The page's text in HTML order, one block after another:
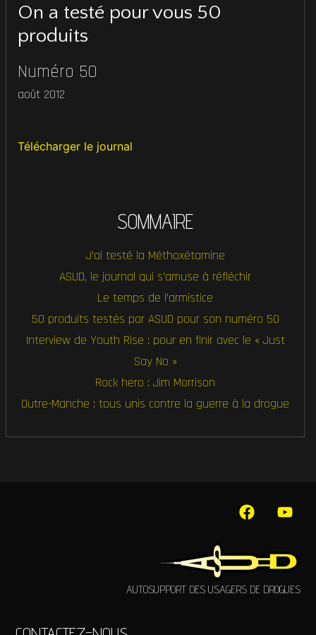
On a testé pour vous 50
produits
Numéro 50
août 2012
Télécharger le journal
SOMMAIRE
J’ai testé la Méthoxétamine
ASUD, le journal qui s’amuse à réfléchir
Le temps de l’armistice
50 produits testés par ASUD pour son numéro 50
Interview de Youth Rise : pour en finir avec le « Just
Say No »
Rock hero : Jim Morrison
Outre-Manche : tous unis contre la guerre à la drogue
AUTOSUPPORT DES USAGERS DE DROGUES